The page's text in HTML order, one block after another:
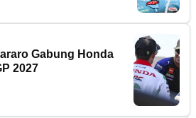
Gabung Honda
2027